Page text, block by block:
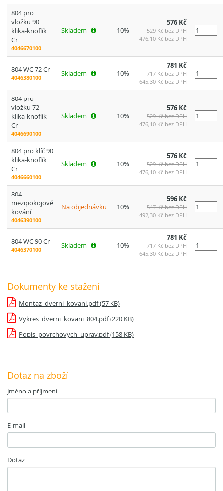
804 pro
vložku 90
klika-knoflík
Cr
4046670100
Skladem 10%
576 Kč
529 Kč bez DPH
476,10 Kč bez DPH
804 WC 72 Cr
4046380100 Skladem 10%
781 Kč
717 Kč bez DPH
645,30 Kč bez DPH
804 pro
vložku 72
klika-knoflík
Cr
4046690100
Skladem 10%
576 Kč
529 Kč bez DPH
476,10 Kč bez DPH
804 pro klíč 90
klika-knoflík
Cr
4046660100
Skladem 10%
576 Kč
529 Kč bez DPH
476,10 Kč bez DPH
804
mezipokojové
kování
4046390100
Na objednávku 10%
596 Kč
547 Kč bez DPH
492,30 Kč bez DPH
804 WC 90 Cr
4046370100 Skladem 10%
781 Kč
717 Kč bez DPH
645,30 Kč bez DPH
Dokumenty ke stažení
Montaz_dverni_kovani.pdf (57 KB)
Vykres_dverni_kovani_804.pdf (220 KB)
Popis_povrchovych_uprav.pdf (158 KB)
Dotaz na zboží
Jméno a příjmení
E-mail
Dotaz